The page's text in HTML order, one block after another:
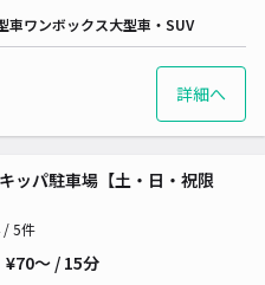
車ワンボックス大型車・SUV
詳細へ
ッパ駐車場【土・日・祝限
/ 5件
¥70〜 / 15分